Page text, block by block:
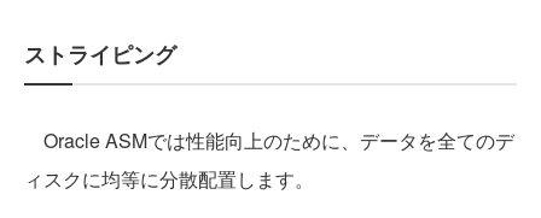
ストライピング
Oracle ASMでは性能向上のために、データを全てのデ
ィスクに均等に分散配置します。